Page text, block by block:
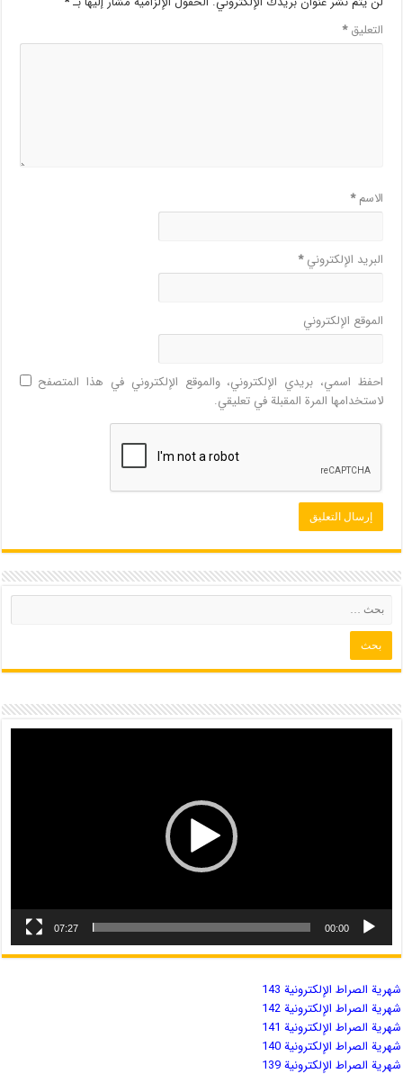
التعليق*
الاسم*
البريد الإلكتروني*
الموقع الإلكتروني
احفظ اسمي، بريدي الإلكتروني، والموقع الإلكتروني في هذا المتصفح
لاستخدامها المرة المقبلة في تعليقي.
00:00
07:27
شهریة الصراط الإلكترونية 143
شهریة الصراط الإلكترونية 142
شهریة الصراط الإلكترونية 141
شهریة الصراط الإلكترونية 140
شهریة الصراط الإلكترونية 139